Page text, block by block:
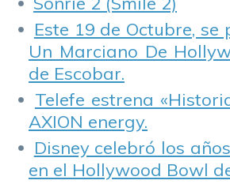
Este 19 de Octubre,
Un Marciano De
de Escobar.
Telefe estrena
AXION energy.
Disney celebró los
en el Hollywood Bowl